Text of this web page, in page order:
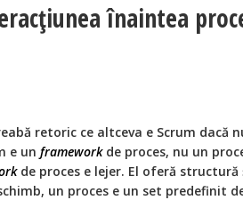
înaintea
retoric ce altceva e Scrum dacă
e un frameworkde proces, nu un
de proces e lejer. El oferă
un proces e un set predefinit